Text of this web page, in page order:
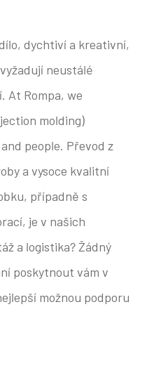
dychtiví a kreativní,
neustálé
At Rompa, we
molding)
people. Převod z
a vysoce kvalitní
případně s
je v našich
a logistika? Žádný
poskytnout vám v
možnou podporu